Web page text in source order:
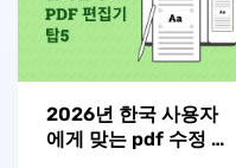
2026년 한국 사용자
에게 맞는 pdf 수정 사